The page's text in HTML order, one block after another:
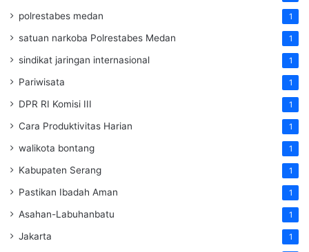
polrestabes medan 1
satuan narkoba Polrestabes Medan 1
sindikat jaringan internasional 1
Pariwisata 1
DPR RI Komisi III 1
Cara Produktivitas Harian 1
walikota bontang 1
Kabupaten Serang 1
Pastikan Ibadah Aman 1
Asahan-Labuhanbatu 1
Jakarta 1